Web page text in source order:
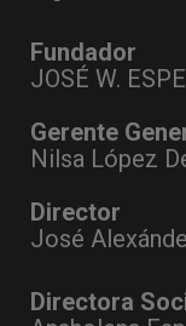
Fundador
JOSÉ W.
Gerente
Nilsa López
Director
José
Directora